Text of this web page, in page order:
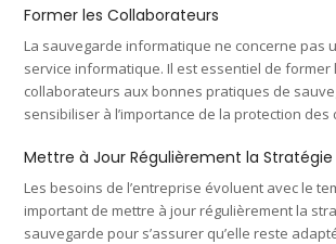
Former les Collaborateurs
La sauvegarde informatique ne concerne pas
service informatique. Il est essentiel de former
collaborateurs aux bonnes pratiques de
sensibiliser à l’importance de la protection des
Mettre à Jour Régulièrement la
Les besoins de l’entreprise évoluent avec le
important de mettre à jour régulièrement la
sauvegarde pour s’assurer qu’elle reste